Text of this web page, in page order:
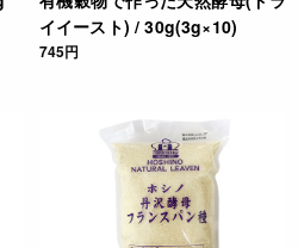
イイースト) / 30g(3g×10)
745円